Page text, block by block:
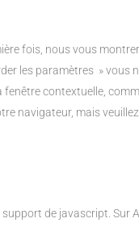
fois, nous vous
les paramètres »
contextuelle,
navigateur, mais
de javascript. Sur